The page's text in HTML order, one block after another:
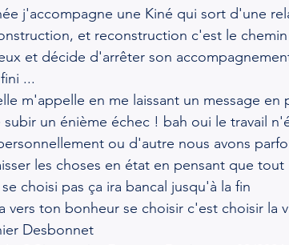
j'accompagne une Kiné qui sort d'une
et reconstruction c'est le
et décide d'arrêter son
...
m'appelle en me laissant un message en
subir un énième échec ! bah oui le travail
ou d'autre nous avons
les choses en état en pensant que
choisi pas ça ira bancal jusqu'à la fin
vers ton bonheur se choisir c'est choisir la
Desbonnet